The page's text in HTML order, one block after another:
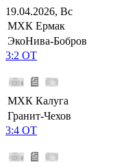
19.04.2026, Вс
МХК Ермак
ЭкоНива-Бобров
3:2 ОТ
МХК Калуга
Гранит-Чехов
3:4 ОТ